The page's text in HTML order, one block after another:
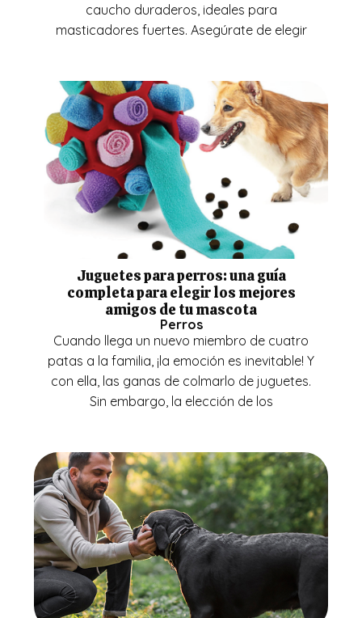
caucho duraderos, ideales para
masticadores fuertes. Asegúrate de elegir
Juguetes para perros: una guía
completa para elegir los mejores
amigos de tu mascota
Perros
Cuando llega un nuevo miembro de cuatro
patas a la familia, ¡la emoción es inevitable! Y
con ella, las ganas de colmarlo de juguetes.
Sin embargo, la elección de los